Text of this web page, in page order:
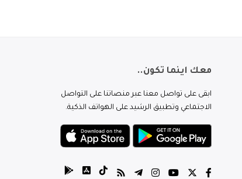
معك اينما تكون..
ابقى على تواصل معنا عبر منصاتنا على التواصل
الاجتماعي وتطبيق الرشيد على الهواتف الذكية.